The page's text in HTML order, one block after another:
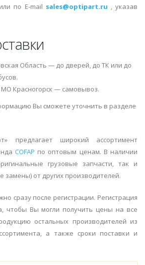
по E-mail sales@optipart.ru , указав
Область — до дверей, до ТК или до
Красногорск — самовывоз.
Вы сможете уточнить в разделе
предлагает широкий ассортимент
COFAP по оптовым ценам. В наличии
грузовые запчасти, так и
замены) от других производителей.
сразу после регистрации. Регистрация
чтобы Вы могли получить цены на все
остальных производителей из
а также сроки поставки и